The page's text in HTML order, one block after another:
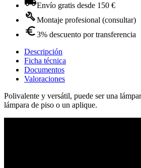
Envío gratis desde 150 €
Montaje profesional (consultar)
3% descuento por transferencia
Descripción
Ficha técnica
Documentos
Valoraciones
Polivalente y versátil, puede ser una
lámpara de piso o un aplique.